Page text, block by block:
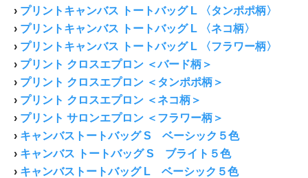
› プリントキャンバス トートバッグ L 〈タンポポ柄〉
› プリントキャンバス トートバッグ L 〈ネコ柄〉
› プリントキャンバス トートバッグ L 〈フラワー柄〉
› プリント クロスエプロン ＜バード柄＞
› プリント クロスエプロン ＜タンポポ柄＞
› プリント クロスエプロン ＜ネコ柄＞
› プリント サロンエプロン ＜フラワー柄＞
› キャンバストートバッグ S ベーシック５色
› キャンバス トートバッグ S ブライト５色
› キャンバストートバッグ L ベーシック５色